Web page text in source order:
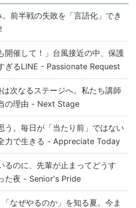
前半戦の失敗を「言語化」でき
開催して！」台風接近の中、保護
ぎるLINE - Passionate Request
は次なるステージへ。私たち講師
の理由 - Next Stage
う。毎日が「当たり前」ではない
力で生きる - Appreciate Today
るのに、先輩が止まってどうす
た夜 - Senior's Pride
「なぜやるのか」を知る夏。今ま